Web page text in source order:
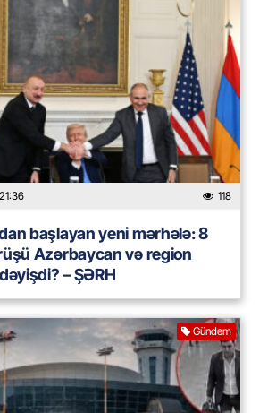
118
başlayan yeni mərhələ: 8
Azərbaycan və region
– ŞƏRH
Gündəm